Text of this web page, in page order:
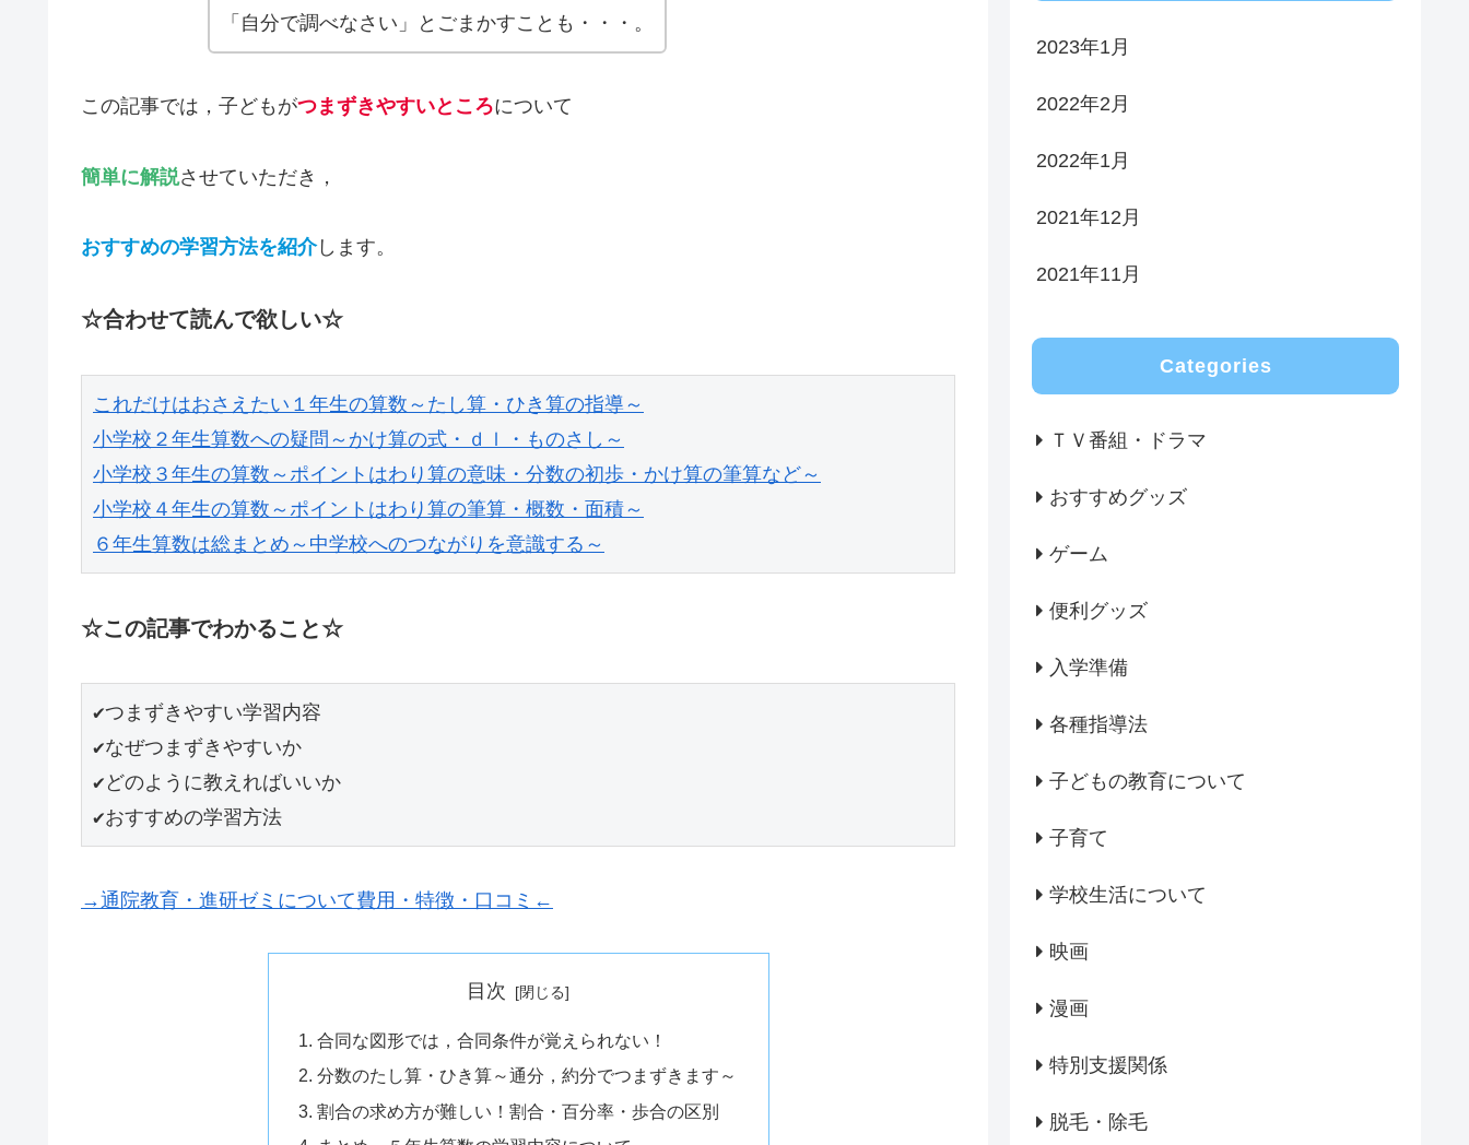
「自分で調べなさい」とごまかすことも・・・。
この記事では，子どもがつまずきやすいところについて
簡単に解説させていただき，
おすすめの学習方法を紹介します。
☆合わせて読んで欲しい☆
これだけはおさえたい１年生の算数～たし算・ひき算の指導～
小学校２年生算数への疑問～かけ算の式・ｄｌ・ものさし～
小学校３年生の算数～ポイントはわり算の意味・分数の初歩・かけ算の筆算など～
小学校４年生の算数～ポイントはわり算の筆算・概数・面積～
６年生算数は総まとめ～中学校へのつながりを意識する～
☆この記事でわかること☆
✔つまずきやすい学習内容
✔なぜつまずきやすいか
✔どのように教えればいいか
✔おすすめの学習方法
→通院教育・進研ゼミについて費用・特徴・口コミ←
目次
合同な図形では，合同条件が覚えられない！
分数のたし算・ひき算～通分，約分でつまずきます～
割合の求め方が難しい！割合・百分率・歩合の区別
2023年1月
2022年2月
2022年1月
2021年12月
2021年11月
Categories
ＴＶ番組・ドラマ
おすすめグッズ
ゲーム
便利グッズ
入学準備
各種指導法
子どもの教育について
子育て
学校生活について
映画
漫画
特別支援関係
脱毛・除毛